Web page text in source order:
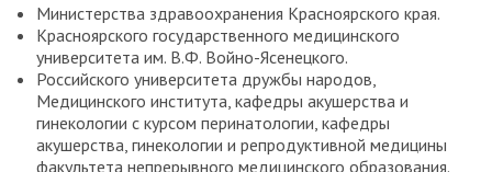
Министерства здравоохранения Красноярского края.
Красноярского государственного медицинского
университета им. В.Ф. Войно-Ясенецкого.
Российского университета дружбы народов,
Медицинского института, кафедры акушерства и
гинекологии с курсом перинатологии, кафедры
акушерства, гинекологии и репродуктивной медицины
факультета непрерывного медицинского образования.